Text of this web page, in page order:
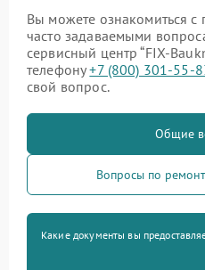
Вы можете ознакомиться
часто задаваемыми
сервисный центр “FIX-
телефону+7 (800) 301-55-
свой вопрос.
Общие
Вопросы по
Какие документы вы